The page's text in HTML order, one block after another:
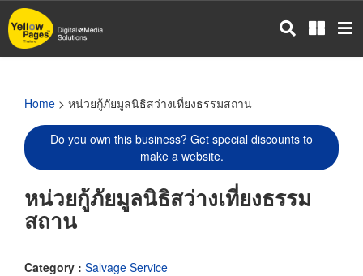
Skip
to
main
Home > หน่วยกู้ภัยมูลนิธิสว่างเที่ยงธรรมสถาน
Do you own this business? Get special discounts to
make a website.
หน่วยกู้ภัยมูลนิธิสว่างเที่ยงธรรม
สถาน
Category : Salvage Service